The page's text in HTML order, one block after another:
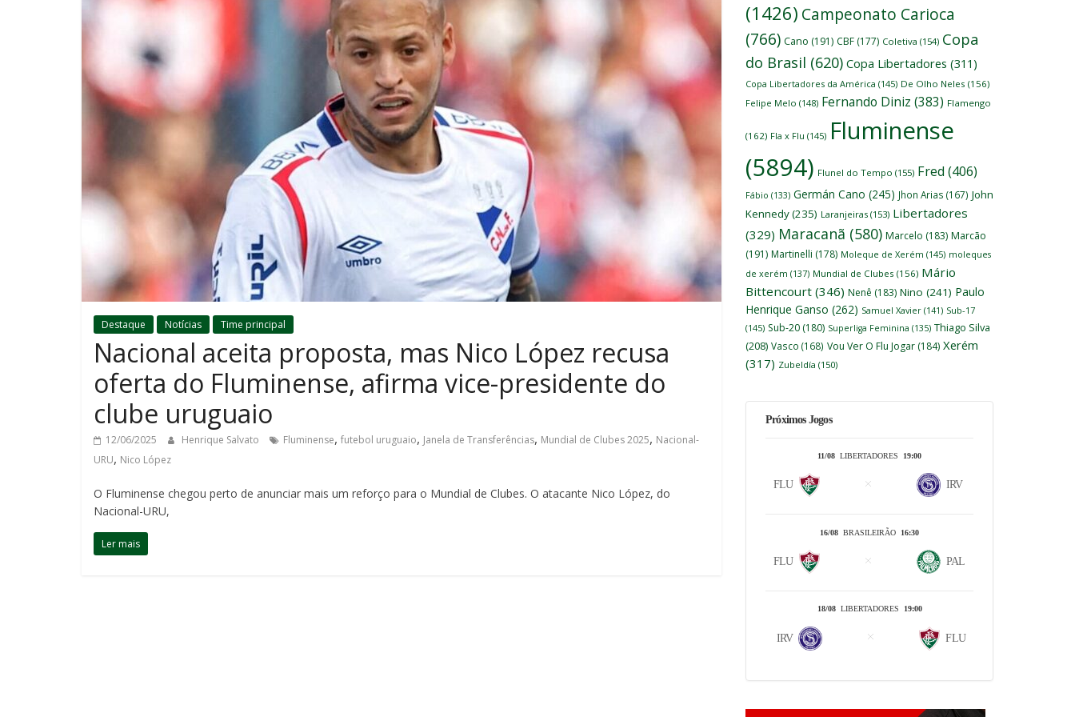
Destaque Notícias Time principal
Nacional aceita proposta, mas Nico López recusa
oferta do Fluminense, afirma vice-presidente do
clube uruguaio
12/06/2025 Henrique Salvato Fluminense, futebol uruguaio, Janela de Transferências, Mundial de Clubes 2025, Nacional-
URU, Nico López
O Fluminense chegou perto de anunciar mais um reforço para o Mundial de Clubes. O atacante Nico López, do
Nacional-URU,
Ler mais
(1426) Campeonato Carioca
(766) Cano (191) CBF (177) Coletiva (154) Copa
do Brasil (620) Copa Libertadores (311)
Copa Libertadores da América (145) De Olho Neles (156)
Felipe Melo (148) Fernando Diniz (383) Flamengo
(162) Fla x Flu (145) Fluminense
(5894) Flunel do Tempo (155) Fred (406)
Fábio (133) Germán Cano (245) Jhon Arias (167) John
Kennedy(235) Laranjeiras (153) Libertadores
(329) Maracanã (580) Marcelo (183) Marcão
(191) Martinelli (178) Moleque de Xerém (145) moleques
de xerém (137) Mundial de Clubes (156) Mário
Bittencourt (346) Nenê (183) Nino (241) Paulo
Henrique Ganso (262) Samuel Xavier (141) Sub-17
(145) Sub-20 (180) Superliga Feminina (135) Thiago Silva
(208) Vasco (168) Vou Ver O Flu Jogar (184) Xerém
(317) Zubeldía (150)
Próximos Jogos
11/08 LIBERTADORES 19:00
FLU IRV
16/08 BRASILEIRÃO 16:30
FLU PAL
18/08LIBERTADORES 19:00
IRV FLU